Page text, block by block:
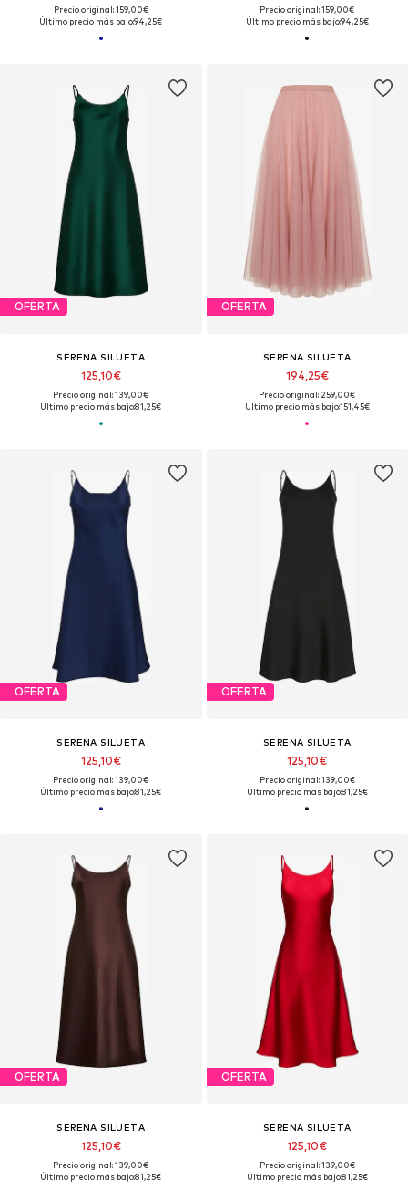
Precio original: 159,00€
Último precio más bajo:94,25€
Precio original: 159,00€
Último precio más bajo:94,25€
OFERTA
SERENA SILUETA
125,10€
Precio original: 139,00€
Último precio más bajo:81,25€
OFERTA
SERENA SILUETA
194,25€
Precio original: 259,00€
Último precio más bajo:151,45€
OFERTA
SERENA SILUETA
125,10€
Precio original: 139,00€
Último precio más bajo:81,25€
OFERTA
SERENA SILUETA
125,10€
Precio original: 139,00€
Último precio más bajo:81,25€
OFERTA
SERENA SILUETA
125,10€
Precio original: 139,00€
Último precio más bajo:81,25€
OFERTA
SERENA SILUETA
125,10€
Precio original: 139,00€
Último precio más bajo:81,25€